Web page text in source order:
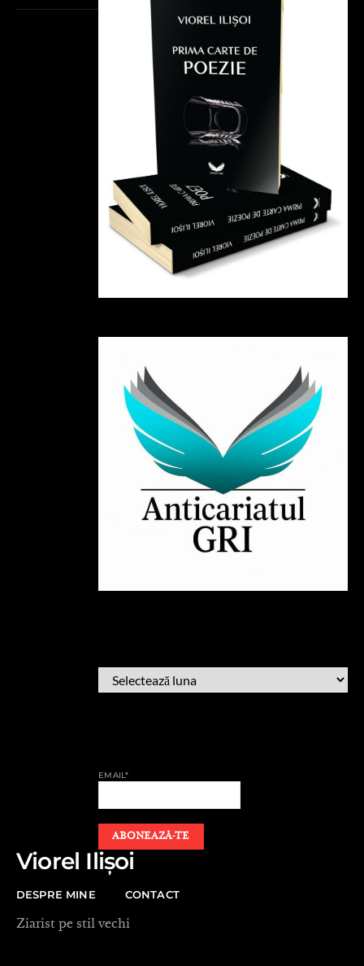
EMAIL*
Viorel Ilișoi
DESPRE MINE CONTACT
Ziarist pe stil vechi